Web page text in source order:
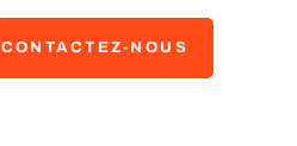
CONTACTEZ-NOUS